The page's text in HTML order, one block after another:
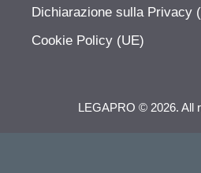
Dichiarazione sulla Privacy
Cookie Policy (UE)
LEGAPRO © 2026. All